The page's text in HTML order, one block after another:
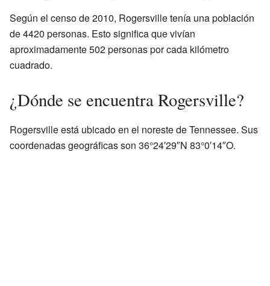
Según el censo de 2010, Rogersville tenía una población
de 4420 personas. Esto significa que vivían
aproximadamente 502 personas por cada kilómetro
cuadrado.
¿Dónde se encuentra Rogersville?
Rogersville está ubicado en el noreste de Tennessee. Sus
coordenadas geográficas son 36°24′29″N 83°0′14″O.